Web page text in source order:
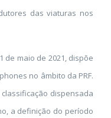
das viaturas nos
de maio de 2021, dispõe
no âmbito da PRF.
dispensada
a definição do período